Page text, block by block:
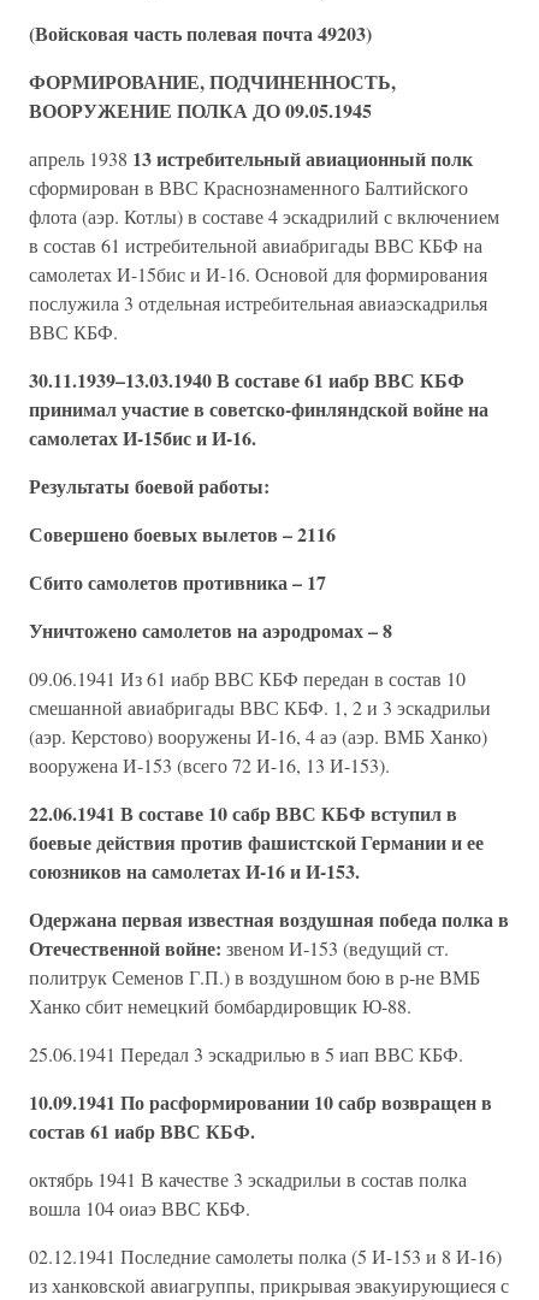
(Войсковая часть полевая почта 49203)
ФОРМИРОВАНИЕ, ПОДЧИНЕННОСТЬ,
ВООРУЖЕНИЕ ПОЛКА ДО 09.05.1945
апрель 1938 13 истребительный авиационный полк
сформирован в ВВС Краснознаменного Балтийского
флота (аэр. Котлы) в составе 4 эскадрилий с включением
в состав 61 истребительной авиабригады ВВС КБФ на
самолетах И-15бис и И-16. Основой для формирования
послужила 3 отдельная истребительная авиаэскадрилья
ВВС КБФ.
30.11.1939–13.03.1940 В составе 61 иабр ВВС КБФ
принимал участие в советско-финляндской войне на
самолетах И-15бис и И-16.
Результаты боевой работы:
Совершено боевых вылетов – 2116
Сбито самолетов противника – 17
Уничтожено самолетов на аэродромах – 8
09.06.1941 Из 61 иабр ВВС КБФ передан в состав 10
смешанной авиабригады ВВС КБФ. 1, 2 и 3 эскадрильи
(аэр. Керстово) вооружены И-16, 4 аэ (аэр. ВМБ Ханко)
вооружена И-153 (всего 72 И-16, 13 И-153).
22.06.1941 В составе 10 сабр ВВС КБФ вступил в
боевые действия против фашистской Германии и ее
союзников на самолетах И-16 и И-153.
Одержана первая известная воздушная победа полка в
Отечественной войне: звеном И-153 (ведущий ст.
политрук Семенов Г.П.) в воздушном бою в р-не ВМБ
Ханко сбит немецкий бомбардировщик Ю-88.
25.06.1941 Передал 3 эскадрилью в 5 иап ВВС КБФ.
10.09.1941 По расформировании 10 сабр возвращен в
состав 61 иабр ВВС КБФ.
октябрь 1941 В качестве 3 эскадрильи в состав полка
вошла 104 оиаэ ВВС КБФ.
02.12.1941 Последние самолеты полка (5 И-153 и 8 И-16)
из ханковской авиагруппы, прикрывая эвакуирующиеся с